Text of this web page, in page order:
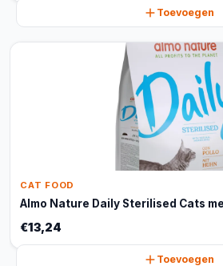
Toevoegen
CAT FOOD
Almo Nature Daily Sterilised Cats
€13,24
Toevoegen